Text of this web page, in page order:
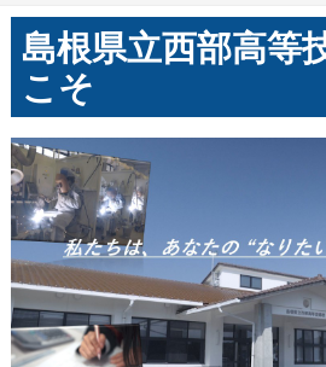
島根県立西部高等
こそ